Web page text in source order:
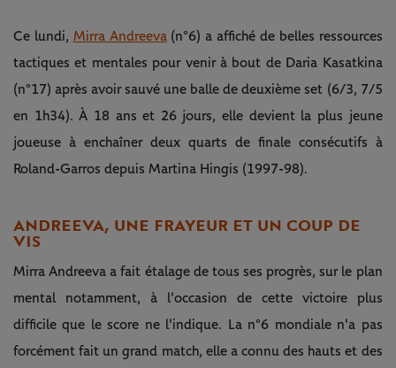
Ce lundi, Mirra Andreeva(n°6) a affiché de belles ressources
tactiques et mentales pour venir à bout de Daria Kasatkina
(n°17) après avoir sauvé une balle de deuxième set (6/3, 7/5
en 1h34). À 18 ans et 26 jours, elle devient la plus jeune
joueuse à enchaîner deux quarts de finale consécutifs à
Roland-Garros depuis Martina Hingis (1997-98).
ANDREEVA, UNE FRAYEUR ET UN COUP DE
VIS
Mirra Andreeva a fait étalage de tous ses progrès, sur le plan
mental notamment, à l'occasion de cette victoire plus
difficile que le score ne l'indique. La n°6 mondiale n'a pas
forcément fait un grand match, elle a connu des hauts et des